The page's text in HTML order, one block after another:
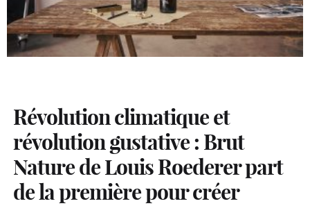
Révolution climatique et
révolution gustative : Brut
Nature de Louis Roederer part
de la première pour créer